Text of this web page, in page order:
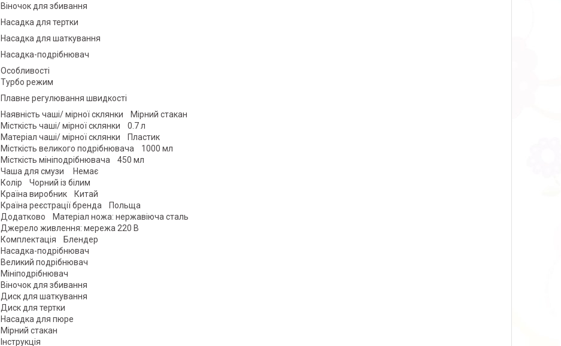
Віночок для збивання
Насадка для тертки
Насадка для шаткування
Насадка-подрібнювач
Особливості
Турбо режим
Плавне регулювання швидкості
Наявність чаші/ мірної склянки Мірний стакан
Місткість чаші/ мірної склянки 0.7 л
Матеріал чаші/ мірної склянки Пластик
Місткість великого подрібнювача 1000 мл
Місткість мініподрібнювача 450 мл
Чаша для смузи Немає
Колір Чорний із білим
Країна виробник Китай
Країна реєстрації бренда Польща
Додатково Матеріал ножа: нержавіюча сталь
Джерело живлення: мережа 220 В
Комплектація Блендер
Насадка-подрібнювач
Великий подрібнювач
Мініподрібнювач
Віночок для збивання
Диск для шаткування
Диск для тертки
Насадка для пюре
Мірний стакан
Інструкція